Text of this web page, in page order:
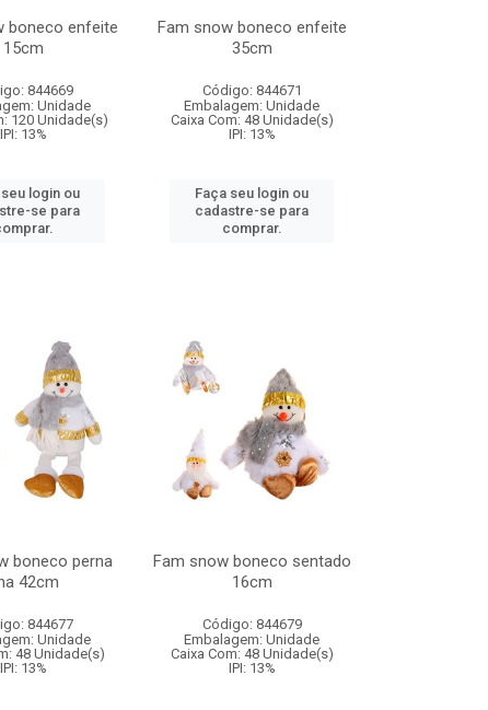
boneco enfeite
15cm
844669
Unidade
120 Unidade(s)
IPI: 13%
login ou
se para
Fam snow boneco enfeite
35cm
Código: 844671
Embalagem: Unidade
Caixa Com: 48 Unidade(s)
IPI: 13%
Faça seu login ou
cadastre-se para
comprar.
boneco perna
42cm
844677
Unidade
48 Unidade(s)
IPI: 13%
Fam snow boneco sentado
16cm
Código: 844679
Embalagem: Unidade
Caixa Com: 48 Unidade(s)
IPI: 13%